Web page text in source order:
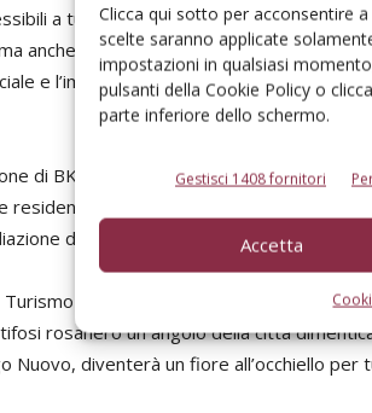
Clicca qui sotto per acconsentire
scelte saranno applicate
impostazioni in qualsiasi
pulsanti della Cookie Policy o
parte inferiore dello schermo.
Gestisci 1408 fornitori
Accetta
a tutti rappresenta, così, non soltanto
anche uno slancio verso il futuro della
e l’importanza attraverso il senso di
di BKT si inserirà infatti all’interno di un
residenti per la creazione di un luogo
del
Comune di Palermoe del
e alle Politiche Giovanili Sabrina
rosanero un angolo della città
Nuovo, diventerà un fiore all’occhiello per